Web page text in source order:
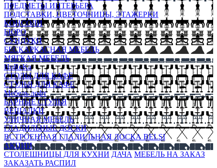
ПРЕДМЕТЫ ИНТЕРЬЕРА
ПОДСТАВКИ, ЦВЕТОЧНИЦЫ, ЭТАЖЕРКИ
КОНСОЛИ
БЮРО
СУНДУКИ
БЕСКАРКАСНАЯ МЕБЕЛЬ
МЯГКАЯ МЕБЕЛЬ
HoReKa
СТОЛЫ ДЛЯ КАФЕ
СТУЛЬЯ ДЛЯ КАФЕ
Мебель лофт
БАРНЫЕ СТУЛЬЯ
ВЕШАЛКИ
УЛИЧНАЯ МЕБЕЛЬ
ГЛАДИЛЬНЫЕ ДОСКИ
ВСТРОЕННАЯ ГЛАДИЛЬНАЯ ДОСКА BELSI
АКЦИИ
СТОЛЕШНИЦЫ ДЛЯ КУХНИ ДАЧА МЕБЕЛЬ НА ЗАКАЗ
ЗАКАЗАТЬ РАСПИЛ